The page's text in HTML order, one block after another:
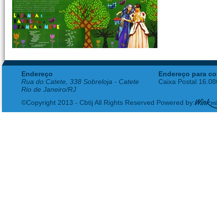
Endereço
Rua do Catete, 338 Sobreloja - Catete
Rio de Janeiro/RJ
Endereço para
Caixa Postal
©Copyright 2013 - Cbtij All Rights Reserved Powered by: